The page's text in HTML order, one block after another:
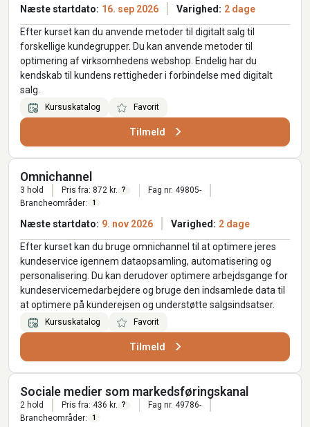
Næste startdato: 16. sep 2026 Varighed: 2 dage
Efter kurset kan du anvende metoder til digitalt salg til
forskellige kundegrupper. Du kan anvende metoder til
optimering af virksomhedens webshop. Endelig har du
kendskab til kundens rettigheder i forbindelse med digitalt
salg.
Kursuskatalog Favorit
Tilmeld
Omnichannel
3 hold Pris fra: 872 kr. ?
Fag nr. 49805-
Brancheområder:
1
Næste startdato: 9. nov 2026 Varighed: 2 dage
Efter kurset kan du bruge omnichannel til at optimere jeres
kundeservice igennem dataopsamling, automatisering og
personalisering. Du kan derudover optimere arbejdsgange for
kundeservicemedarbejdere og bruge den indsamlede data til
at optimere på kunderejsen og understøtte salgsindsatser.
Kursuskatalog Favorit
Tilmeld
Sociale medier som markedsføringskanal
2 hold Pris fra: 436 kr. ?
Fag nr. 49786-
Brancheområder:
1